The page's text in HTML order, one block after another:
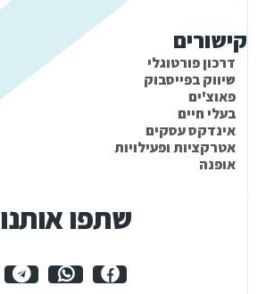
קישורים
דרכון פורטוגלי
שיווק בפייסבוק
פאוצ'ים
בעלי חיים
אינדקס עסקים
אטרקציות ופעילויות
אופנה
שתפו אותנו